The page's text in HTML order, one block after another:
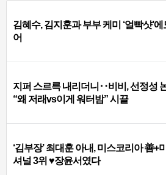
김혜수, 김지훈과 부부 케미 ‘얼빡샷’
어
지퍼 스르륵 내리더니‥비비, 선정성
“왜 저래vs이게 워터밤” 시끌
‘김부장’ 최대훈 아내, 미스코리아 善+
셔널 3위 ♥장윤서였다